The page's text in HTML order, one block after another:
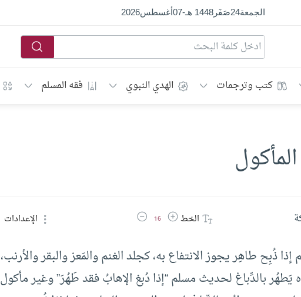
الجمعة24صَفَر1448 هـ -
07أغسطس2026
كتب وترجمات الهدي النبوي فقه المسلم
الخطزيادة حجم الخط
16 تقليل حجم الخط الإعدادات
ذُبِح طاهِر يجوز الانتفاع به، كجلد الغنم والمَعز والبقر والأرنب،
يَطهُر بالدِّباغ لحديث مسلم “إذا دُبغ الإهابُ فقد طَهُرَ” وغير مأكول